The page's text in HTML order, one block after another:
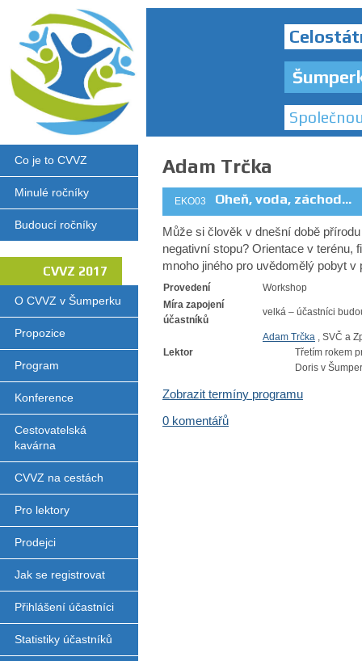
Co je to CVVZ
Minulé ročníky
Budoucí ročníky
CVVZ 2017
O CVVZ v Šumperku
Propozice
Program
Konference
Cestovatelská
kavárna
CVVZ na cestách
Pro lektory
Prodejci
Jak se registrovat
Přihlášení účastníci
Statistiky účastníků
Adam Trčka
EKO03 Oheň, voda, záchod...
Může si člověk v dnešní době
negativní stopu? Orientace v terénu,
mnoho jiného pro uvědomělý pobyt v
Provedení
Workshop
Míra zapojení
účastníků
velká – účastníci
Lektor
Adam Trčka , SVČ a
Třetím rokem
Doris v
Zobrazit termíny programu
0 komentářů